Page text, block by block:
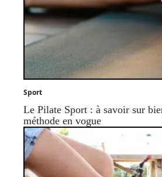
Sport
Le Pilate Sport : à savoir sur
méthode en vogue